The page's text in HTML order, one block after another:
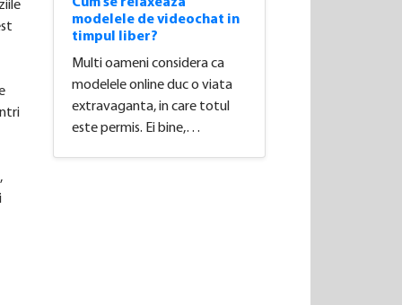
modelele de videochat in
timpul liber?
Multi oameni considera ca
modelele online duc o viata
extravaganta, in care totul
este permis. Ei bine,…